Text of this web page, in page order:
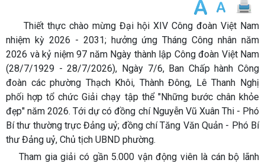
Thiết thực chào mừng Đại hội XIV Công đoàn Việt Nam
nhiệm kỳ 2026 - 2031; hưởng ứng Tháng Công nhân năm
2026 và kỷ niệm 97 năm Ngày thành lập Công đoàn Việt Nam
(28/7/1929 - 28/7/2026), Ngày 7/6, Ban Chấp hành Công
đoàn các phường Thạch Khôi, Thành Đông, Lê Thanh Nghị
phối hợp tổ chức Giải chạy tập thể "Những bước chân khỏe
đẹp" năm 2026. Tới dự có đồng chí Nguyễn Vũ Xuân Thi - Phó
Bí thư thường trực Đảng uỷ; đồng chí Tăng Văn Quản - Phó Bí
thư Đảng uỷ, Chủ tịch UBND phường.
Tham gia giải có gần 5.000 vận động viên là cán bộ lãnh